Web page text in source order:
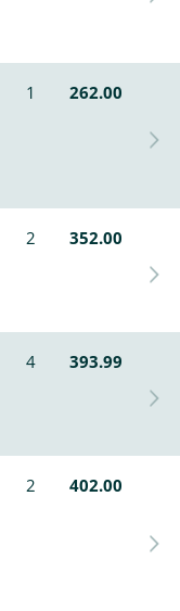
1 262.00
2
352.00
4
393.99
2 402.00